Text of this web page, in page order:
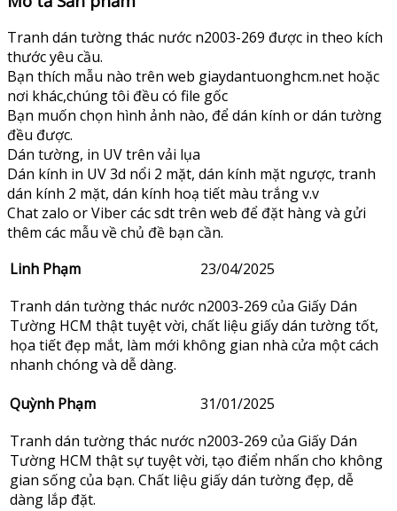
Tranh dán tường thác nước n2003-269 được in theo kích
thước yêu cầu.
Bạn thích mẫu nào trên web giaydantuonghcm.net hoặc
nơi khác,chúng tôi đều có file gốc
Bạn muốn chọn hình ảnh nào, để dán kính or dán tường
đều được.
Dán tường, in UV trên vải lụa
Dán kính in UV 3d nổi 2 mặt, dán kính mặt ngược, tranh
dán kính 2 mặt, dán kính hoạ tiết màu trắng v.v
Chat zalo or Viber các sdt trên web để đặt hàng và gửi
thêm các mẫu về chủ đề bạn cần.
Linh Phạm
23/04/2025
Tranh dán tường thác nước n2003-269 của Giấy Dán
Tường HCM thật tuyệt vời, chất liệu giấy dán tường tốt,
họa tiết đẹp mắt, làm mới không gian nhà cửa một cách
nhanh chóng và dễ dàng.
Quỳnh Phạm
31/01/2025
Tranh dán tường thác nước n2003-269 của Giấy Dán
Tường HCM thật sự tuyệt vời, tạo điểm nhấn cho không
gian sống của bạn. Chất liệu giấy dán tường đẹp, dễ
dàng lắp đặt.